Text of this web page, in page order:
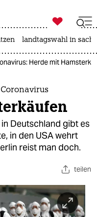

taz zahl ich
landtagswahl in
Herde mit
Deutschland gibt es
in den USA wehrt
reist man doch.
teilen